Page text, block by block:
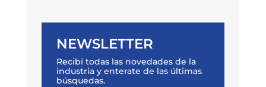
NEWSLETTER
Recibí todas las novedades de la
industria y enterate de las últimas
búsquedas.